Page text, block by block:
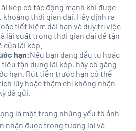
kép có tác động mạnh khi được
thời gian dài. Hãy định ra
tiết kiệm dài hạn và duy trì việc
lãi suất trong thời gian dài để tận
của lãi kép.
hạn:Nếu bạn đang đầu tư hoặc
tận dụng lãi kép, hãy cố gắng
hạn. Rút tiền trước hạn có thể
lũy hoặc thậm chí không nhận
đã gửi.
là một trong những yếu tố ảnh
nhận được trong tương lai và